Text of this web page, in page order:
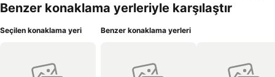
olmak üzere iki odadan oluşmaktadır.Ve bu odalarda deniz
odası 1 salon olmak üzere çeşitler mevcuttur. Bu odalarda da saç
havuzu ve 1 adet kapalı havuz bulunmaktadır.Hem havuz, hem de
Benzer konaklama yerleriyle karşılaştır
Seçilen konaklama yeri Benzer konaklama yerleri